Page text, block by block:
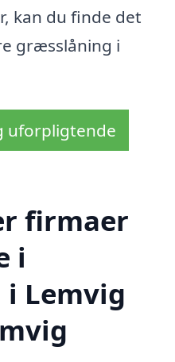
kan du finde det
græsslåning i
uforpligtende
firmaer
i
Lemvig